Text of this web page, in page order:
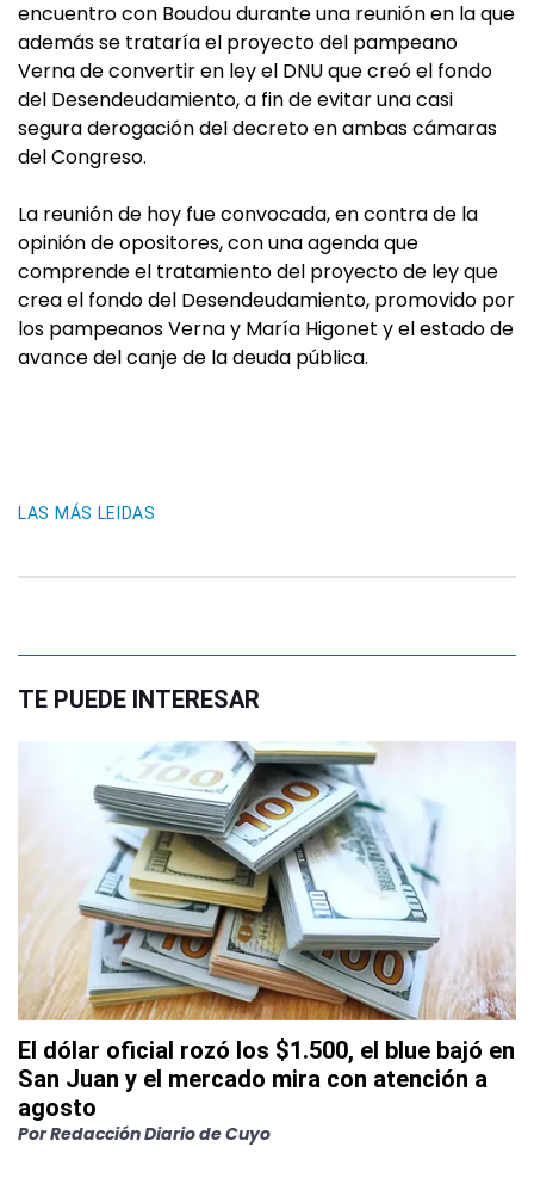
encuentro con Boudou durante una reunión en la que
además se trataría el proyecto del pampeano
Verna de convertir en ley el DNU que creó el fondo
del Desendeudamiento, a fin de evitar una casi
segura derogación del decreto en ambas cámaras
del Congreso.
La reunión de hoy fue convocada, en contra de la
opinión de opositores, con una agenda que
comprende el tratamiento del proyecto de ley que
crea el fondo del Desendeudamiento, promovido por
los pampeanos Verna y María Higonet y el estado de
avance del canje de la deuda pública.
LAS MÁS LEIDAS
TE PUEDE INTERESAR
El dólar oficial rozó los $1.500, el blue bajó en
San Juan y el mercado mira con atención a
agosto
PorRedacción Diario de Cuyo